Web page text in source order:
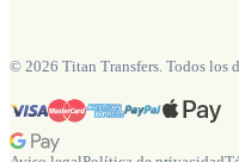
© 2026 Titan Transfers. Todos los